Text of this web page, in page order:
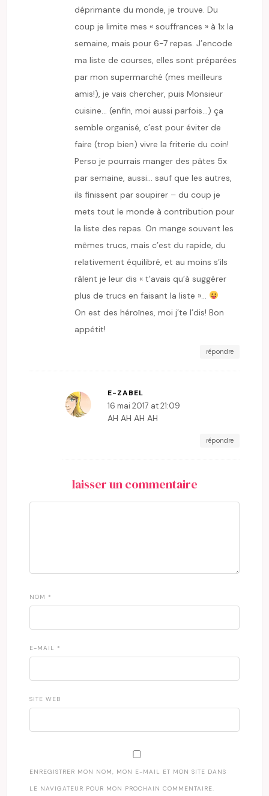
déprimante du monde, je trouve. Du
coup je limite mes « souffrances » à 1x la
semaine, mais pour 6-7 repas. J’encode
ma liste de courses, elles sont préparées
par mon supermarché (mes meilleurs
amis!), je vais chercher, puis Monsieur
cuisine… (enfin, moi aussi parfois…) ça
semble organisé, c’est pour éviter de
faire (trop bien) vivre la friterie du coin!
Perso je pourrais manger des pâtes 5x
par semaine, aussi… sauf que les autres,
ils finissent par soupirer – du coup je
mets tout le monde à contribution pour
la liste des repas. On mange souvent les
mêmes trucs, mais c’est du rapide, du
relativement équilibré, et au moins s’ils
râlent je leur dis « t’avais qu’à suggérer
plus de trucs en faisant la liste »…
On est des héroïnes, moi j’te l’dis! Bon
appétit!
répondre
E-ZABEL
16 mai 2017 at 21:09
AH AH AH AH
répondre
laisser un commentaire
NOM *
E-MAIL *
SITE WEB
ENREGISTRER MON NOM, MON E-MAIL ET MON SITE DANS
LE NAVIGATEUR POUR MON PROCHAIN COMMENTAIRE.